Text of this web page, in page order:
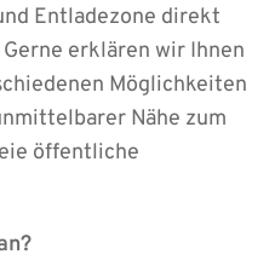
Entladezone direkt
erklären wir Ihnen
Möglichkeiten
Nähe zum
öffentliche